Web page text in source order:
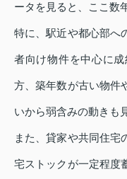
ータを見ると、ここ数
特に、駅近や都心部へ
者向け物件を中心に
方、築年数が古い物件
いから弱含みの動きも
また、貸家や共同住宅
宅ストックが一定程度